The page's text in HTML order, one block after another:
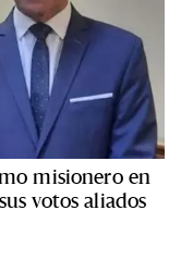
misionero en
votos aliados